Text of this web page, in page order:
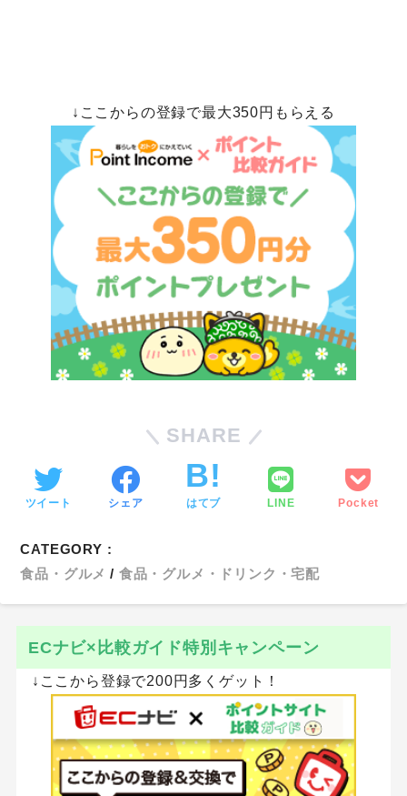
↓ここからの登録で最大350円もらえる
SHARE
ツイート シェア はてブ LINE Pocket
CATEGORY :
食品・グルメ
食品・グルメ・ドリンク・宅配
ECナビ×比較ガイド特別キャンペーン
↓ここから登録で200円多くゲット！